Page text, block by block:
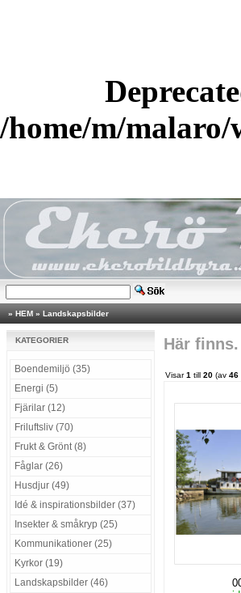
/home/m/malaro/
» HEM » Landskapsbilder
KATEGORIER
Boendemiljö (35)
Energi (5)
Fjärilar (12)
Friluftsliv (70)
Frukt & Grönt (8)
Fåglar (26)
Husdjur (49)
Idé & inspirationsbilder (37)
Insekter & småkryp (25)
Kommunikationer (25)
Kyrkor (19)
Landskapsbilder (46)
Här finns.
Visar1 till 20 (av 46